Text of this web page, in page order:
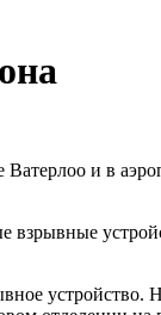
Ватерлоо и в
взрывные
устройство.